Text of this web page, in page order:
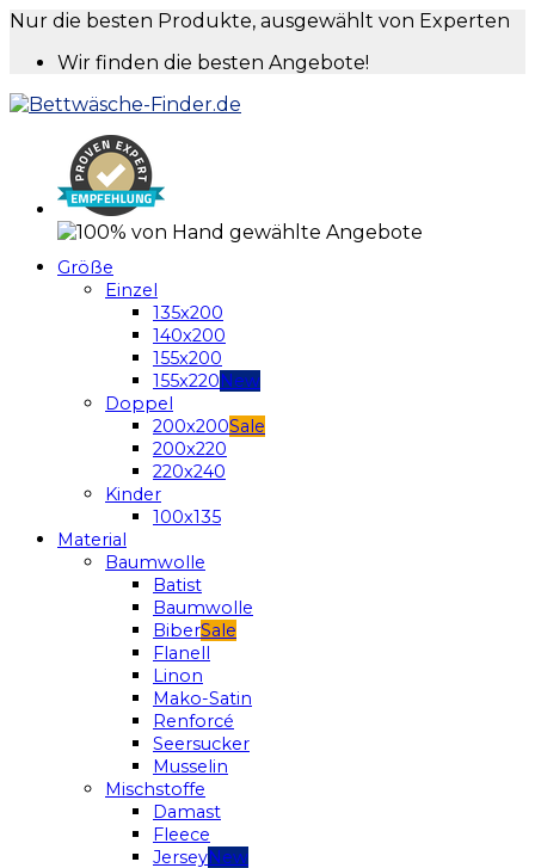
Nur die besten Produkte, ausgewählt von Experten
Wir finden die besten Angebote!
Größe
Einzel
135x200
140x200
155x200
155x220
Doppel
200x200
200x220
220x240
Kinder
100x135
Material
Baumwolle
Batist
Baumwolle
Biber
Flanell
Linon
Mako-Satin
Renforcé
Seersucker
Musselin
Mischstoffe
Damast
Fleece
Jersey